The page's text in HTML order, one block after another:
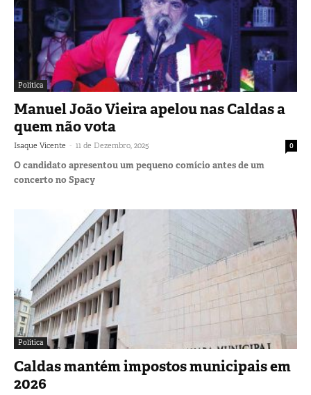
Política
Manuel João Vieira apelou nas Caldas a
quem não vota
Isaque Vicente - 11 de Dezembro, 2025 0
O candidato apresentou um pequeno comício antes de um
concerto no Spacy
Política
Caldas mantém impostos municipais em
2026